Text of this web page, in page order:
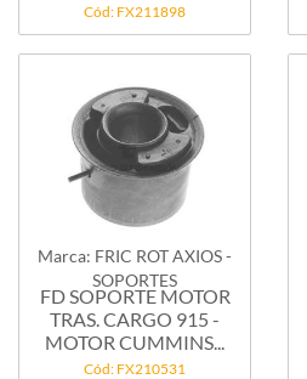
Cód: FX211898
Marca: FRIC ROT AXIOS -
SOPORTES
FD SOPORTE MOTOR
TRAS. CARGO 915 -
MOTOR CUMMINS...
Cód: FX210531